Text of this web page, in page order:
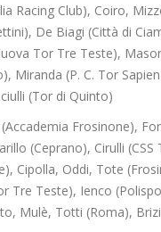
Racing Club), Coiro,
De Biagi (Città di
Tor Tre Teste),
Miranda (P. C. Tor
(Tor di Quinto)
Frosinone),
(Ceprano), Cirulli
Cipolla, Oddi, Tote
Tre Teste), Ienco
Mulè, Totti (Roma),